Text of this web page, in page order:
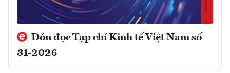
Đón đọc Tạp chí Kinh tế Việt Nam số
31-2026